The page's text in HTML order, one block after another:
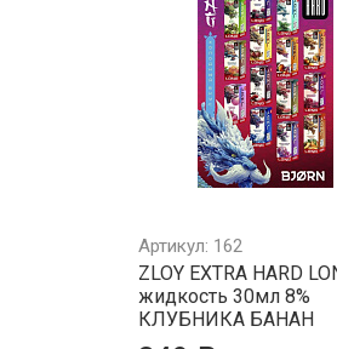
Артикул: 162
ZLOY EXTRA HARD
жидкость 30мл 8%
КЛУБНИКА БАНАН